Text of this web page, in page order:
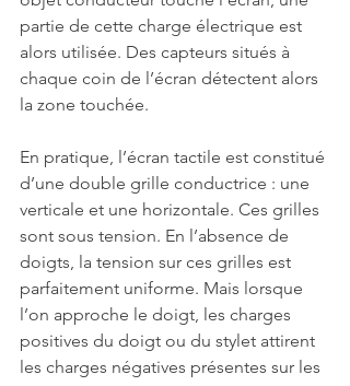
partie de cette charge électrique est
alors utilisée. Des capteurs situés à
chaque coin de l’écran détectent alors
la zone touchée.
En pratique, l’écran tactile est constitué
d’une double grille conductrice : une
verticale et une horizontale. Ces grilles
sont sous tension. En l’absence de
doigts, la tension sur ces grilles est
parfaitement uniforme. Mais lorsque
l’on approche le doigt, les charges
positives du doigt ou du stylet attirent
les charges négatives présentes sur les